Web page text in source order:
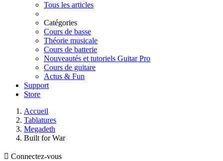
Tous les articles
Catégories
Cours de basse
Théorie musicale
Cours de batterie
Nouveautés et tutoriels Guitar Pro
Cours de guitare
Actus & Fun
Support
Store
Accueil
Tablatures
Megadeth
Built for War
 Connectez-vous